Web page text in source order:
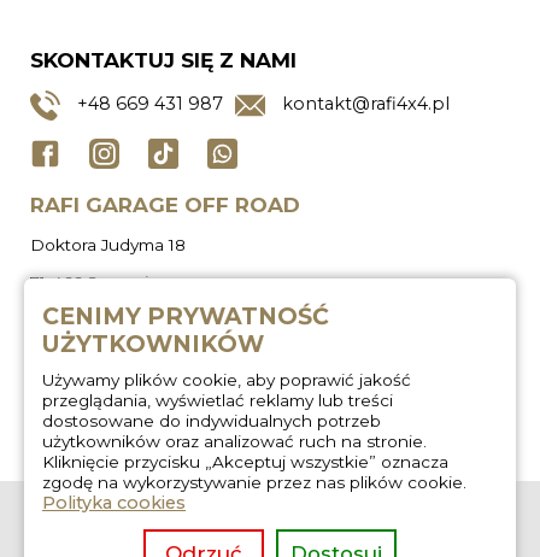
Zabudowa
wyprawowa
Regulamin
SKONTAKTUJ SIĘ Z NAMI
+48 669 431 987 kontakt@rafi4x4.pl
RAFI GARAGE OFF ROAD
Doktora Judyma 18
71-466 Szczecin
CENIMY PRYWATNOŚĆ
UŻYTKOWNIKÓW
Używamy plików cookie, aby poprawić jakość
przeglądania, wyświetlać reklamy lub treści
dostosowane do indywidualnych potrzeb
użytkowników oraz analizować ruch na stronie.
Kliknięcie przycisku „Akceptuj wszystkie” oznacza
zgodę na wykorzystywanie przez nas plików cookie.
Polityka cookies